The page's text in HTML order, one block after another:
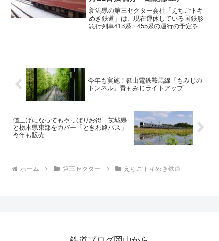
新潟県の第三セクター会社「えちごトキ
めき鉄道」は、現在運休している国鉄形
急行列車413系・455系の運行の予定を発
今年も実施！叡山電鉄鞍馬線「もみじの
トンネル」青もみじライトアップ
値上げになってもやっぱりお得 茨城県
と栃木県東部をカバー「ときわ路パス」
今年も販売
ホーム 第三セクター えちごトキめき鉄道